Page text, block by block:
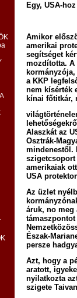
Egy, USA-
Amikor
amerikai
segítséget
mozdította. A
a KKP
nem kísérték
kínai főtitkár,
Alaszkát az
Osztrák-
mindenestől.
szigetcsoport
amerikaiak
USA
Az üzlet
áruk, no meg
Észak-
persze
Azt, hogy a
aratott,
nyilatkozta
szigete